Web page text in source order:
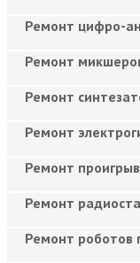
Ремонт цифро-
Ремонт
Ремонт
Ремонт
Ремонт
Ремонт
Ремонт роботов